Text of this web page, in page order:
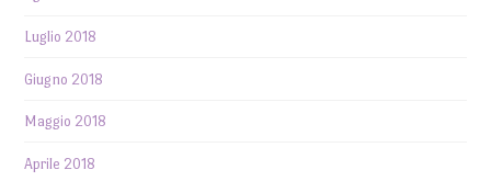
Luglio 2018
Giugno 2018
Maggio 2018
Aprile 2018